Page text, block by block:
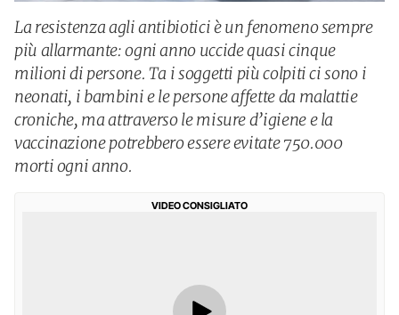
La resistenza agli antibiotici è un fenomeno sempre
più allarmante: ogni anno uccide quasi cinque
milioni di persone. Ta i soggetti più colpiti ci sono i
neonati, i bambini e le persone affette da malattie
croniche, ma attraverso le misure d’igiene e la
vaccinazione potrebbero essere evitate 750.000
morti ogni anno.
VIDEO CONSIGLIATO